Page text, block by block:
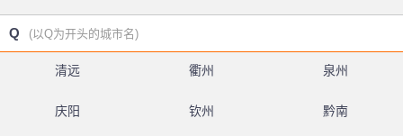
Q (以Q为开头的城市名)
清远 衢州 泉州
庆阳 钦州 黔南